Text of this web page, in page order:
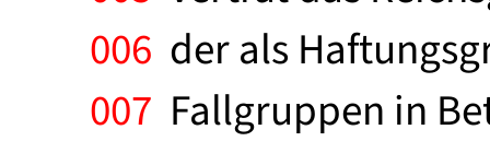
006 der als
007 Fallgruppen in